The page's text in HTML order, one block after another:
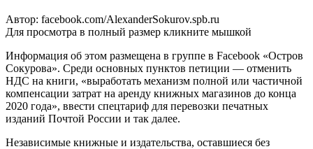
Автор: facebook.com/AlexanderSokurov.spb.ru
Для просмотра в полный размер кликните мышкой
Информация об этом размещена в группе в Facebook «Остров
Сокурова». Среди основных пунктов петиции — отменить
НДС на книги, «выработать механизм полной или частичной
компенсации затрат на аренду книжных магазинов до конца
2020 года», ввести спецтариф для перевозки печатных
изданий Почтой России и так далее.
Независимые книжные и издательства, оставшиеся без